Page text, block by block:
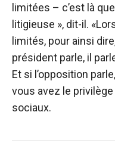
limitées – c’est là
litigieuse », dit-il.
limités, pour ainsi
président parle, il
Et si l’opposition
vous avez le
sociaux.